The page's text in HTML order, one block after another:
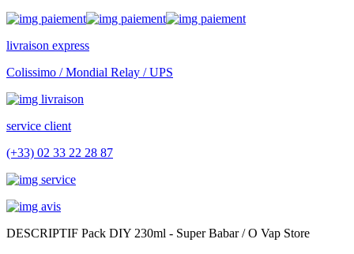
livraison express
Colissimo / Mondial Relay / UPS
service client
(+33) 02 33 22 28 87
DESCRIPTIF Pack DIY 230ml - Super Babar / O Vap Store